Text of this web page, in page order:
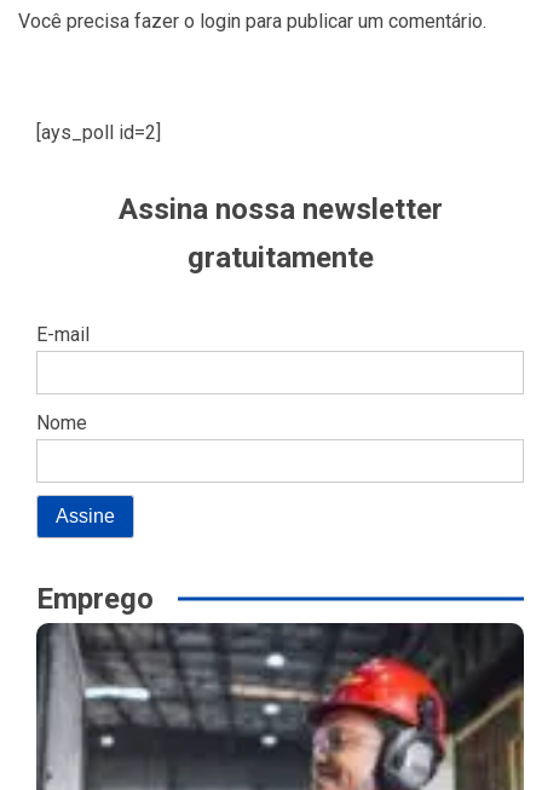
Você precisa fazer o login para publicar um comentário.
[ays_poll id=2]
Assina nossa newsletter
gratuitamente
E-mail
Nome
Emprego